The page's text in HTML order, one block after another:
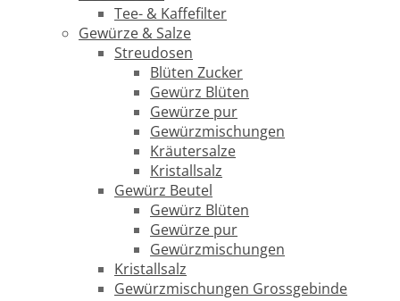
Tee- & Kaffefilter
Gewürze & Salze
Streudosen
Blüten Zucker
Gewürz Blüten
Gewürze pur
Gewürzmischungen
Kräutersalze
Kristallsalz
Gewürz Beutel
Gewürz Blüten
Gewürze pur
Gewürzmischungen
Kristallsalz
Gewürzmischungen Grossgebinde